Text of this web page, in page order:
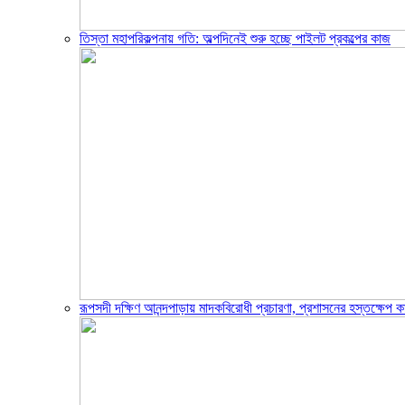
তিস্তা মহাপরিকল্পনায় গতি: অল্পদিনেই শুরু হচ্ছে পাইলট প্রকল্পের কাজ
রূপসদী দক্ষিণ আনন্দপাড়ায় মাদকবিরোধী প্রচারণা, প্রশাসনের হস্তক্ষেপ